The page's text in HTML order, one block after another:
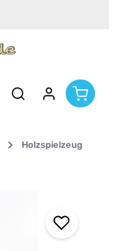
Holzspielzeug